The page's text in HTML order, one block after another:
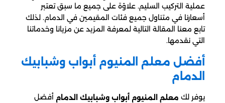
عملية التركيب السليم. علاوًة على جميع ما سبق تعتبر
أسعارنا في متناول جميع فئات المقيمين في الدمام. لذلك
تابع معنا المقالة التالية لمعرفة المزيد عن مزيانا وخدماتنا
التي نقدمها.
أفضل معلم المنيوم أبواب وشبابيك
الدمام
يوفر لك معلم المنيوم أبواب وشبابيك الدمام أفضل